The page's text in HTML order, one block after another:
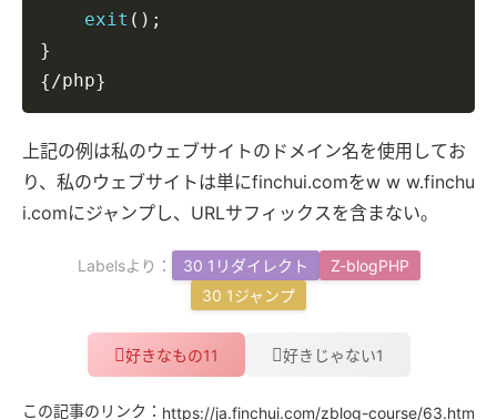
exit ( ) ;
}
{ /php}
上記の例は私のウェブサイトのドメイン名を使用してお
り、私のウェブサイトは単にfinchui.comをw w w.finchu
i.comにジャンプし、URLサフィックスを含まない。
Labelsより： 30 1リダイレクト
Z-blogPHP
30 1ジャンプ
好きなもの11 好きじゃない1
この記事のリンク： https://ja.finchui.com/zblog-course/63.htm